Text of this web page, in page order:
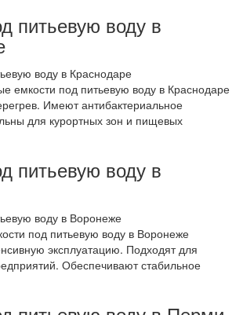
питьевую воду в
емкости под питьевую воду в Краснодаре
Имеют антибактериальное
для курортных зон и пищевых
питьевую воду в
под питьевую воду в Воронеже
эксплуатацию. Подходят для
Обеспечивают стабильное